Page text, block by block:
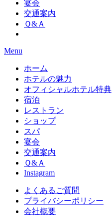
宴会
交通案内
Ｑ&Ａ
Menu
ホーム
ホテルの魅力
オフィシャルホテル特典
宿泊
レストラン
ショップ
スパ
宴会
交通案内
Ｑ&Ａ
Instagram
よくあるご質問
プライバシーポリシー
会社概要